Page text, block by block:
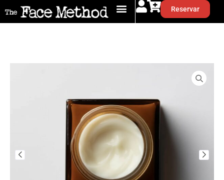
Reservar